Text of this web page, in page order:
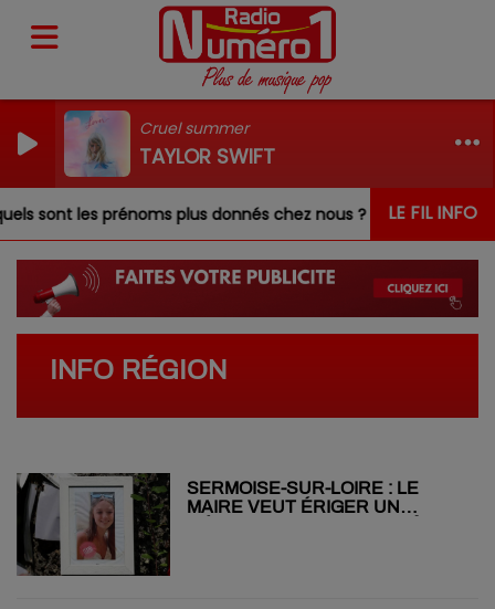
Cruel summer
TAYLOR SWIFT
LE FIL INFO
sont les prénoms plus donnés chez nous ? Feux
INFO RÉGION
SERMOISE-SUR-LOIRE : LE
MAIRE VEUT ÉRIGER UN